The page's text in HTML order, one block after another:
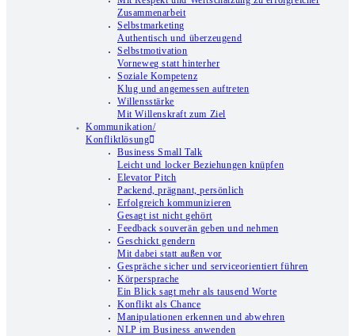
Zusammenarbeit
Selbstmarketing
Authentisch und überzeugend
Selbstmotivation
Vorneweg statt hinterher
Soziale Kompetenz
Klug und angemessen auftreten
Willensstärke
Mit Willenskraft zum Ziel
Kommunikation/
Konfliktlösung
Business Small Talk
Leicht und locker Beziehungen knüpfen
Elevator Pitch
Packend, prägnant, persönlich
Erfolgreich kommunizieren
Gesagt ist nicht gehört
Feedback souverän geben und nehmen
Geschickt gendern
Mit dabei statt außen vor
Gespräche sicher und serviceorientiert führen
Körpersprache
Ein Blick sagt mehr als tausend Worte
Konflikt als Chance
Manipulationen erkennen und abwehren
NLP im Business anwenden